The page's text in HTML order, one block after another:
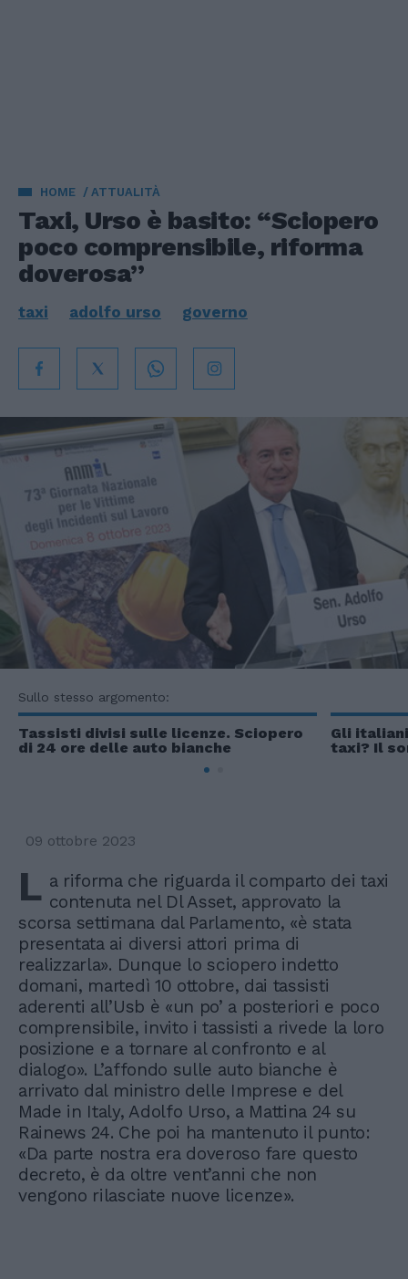
HOME ATTUALITÀ
Taxi, Urso è basito: “Sciopero
poco comprensibile, riforma
doverosa”
taxi adolfo urso governo
Sullo stesso argomento:
Tassisti divisi sulle licenze. Sciopero
di 24 ore delle auto bianche
Gli
taxi? Il
09 ottobre 2023
L a riforma che riguarda il comparto dei taxi
contenuta nel Dl Asset, approvato la
scorsa settimana dal Parlamento, «è stata
presentata ai diversi attori prima di
realizzarla». Dunque lo sciopero indetto
domani, martedì 10 ottobre, dai tassisti
aderenti all’Usb è «un po’ a posteriori e poco
comprensibile, invito i tassisti a rivede la loro
posizione e a tornare al confronto e al
dialogo». L’affondo sulle auto bianche è
arrivato dal ministro delle Imprese e del
Made in Italy, Adolfo Urso, a Mattina 24 su
Rainews 24. Che poi ha mantenuto il punto:
«Da parte nostra era doveroso fare questo
decreto, è da oltre vent’anni che non
vengono rilasciate nuove licenze».